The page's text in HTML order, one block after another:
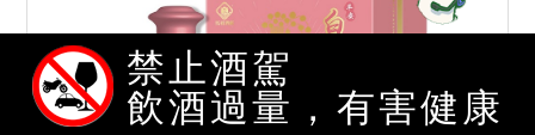
禁止酒駕
飲酒過量，有害健康